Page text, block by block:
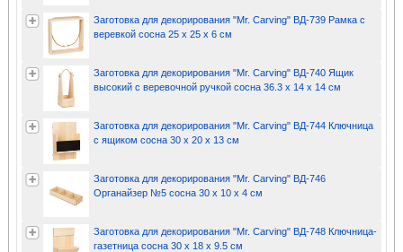
Заготовка для декорирования "Mr. Carving" ВД-739 Рамка с
веревкой сосна 25 х 25 х 6 см
Заготовка для декорирования "Mr. Carving" ВД-740 Ящик
высокий с веревочной ручкой сосна 36.3 х 14 х 14 см
Заготовка для декорирования "Mr. Carving" ВД-744 Ключница
с ящиком сосна 30 х 20 х 13 см
Заготовка для декорирования "Mr. Carving" ВД-746
Органайзер №5 сосна 30 х 10 х 4 см
Заготовка для декорирования "Mr. Carving" ВД-748 Ключница-
газетница сосна 30 х 18 х 9.5 см